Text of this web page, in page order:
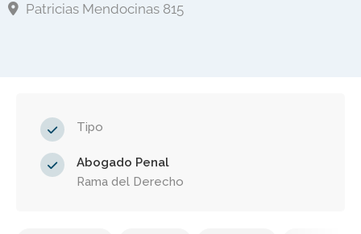
Patricias Mendocinas 815
Tipo
Abogado Penal
Rama del Derecho